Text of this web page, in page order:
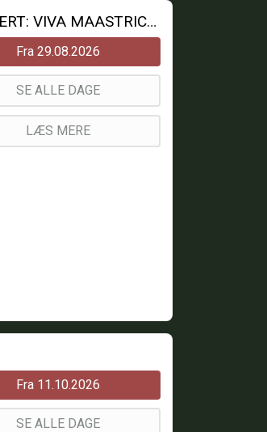
ANDRE RIEUS 2026 SUMMER CONCERT: VIVA MAASTRICHT!
Fra 29.08.2026
SE ALLE DAGE
LÆS MERE
Fra 11.10.2026
SE ALLE DAGE